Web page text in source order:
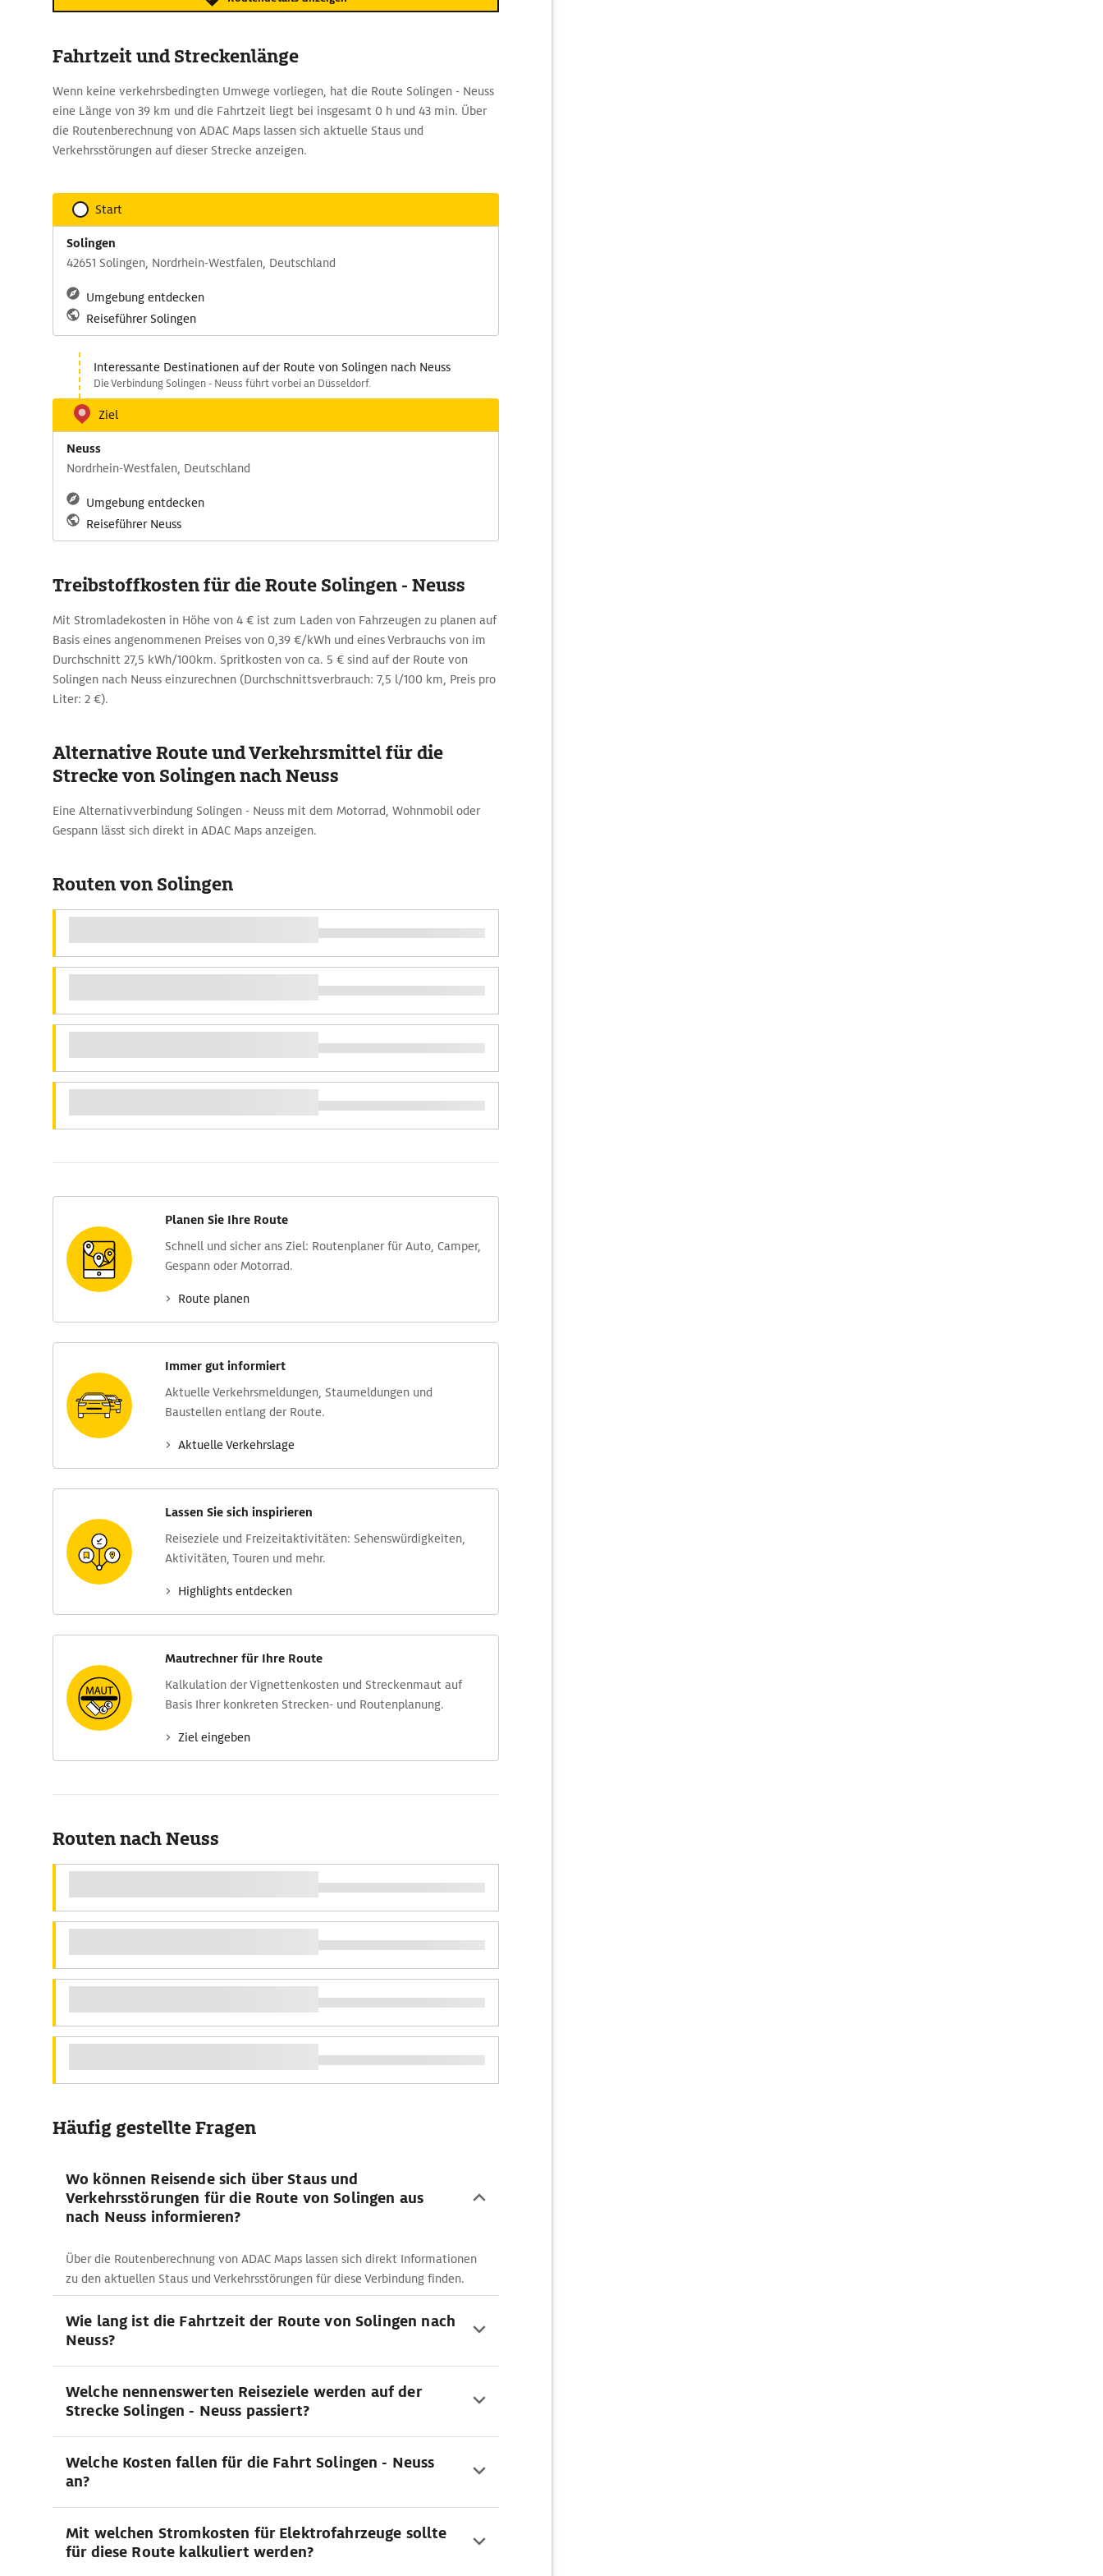
Fahrtzeit und Streckenlänge
Wenn keine verkehrsbedingten Umwege vorliegen, hat die Route Solingen - Neuss
eine Länge von 39 km und die Fahrtzeit liegt bei insgesamt 0 h und 43 min. Über
die Routenberechnung von ADAC Maps lassen sich aktuelle Staus und
Verkehrsstörungen auf dieser Strecke anzeigen.
Start
Solingen
42651 Solingen, Nordrhein-Westfalen, Deutschland
Umgebung entdecken
Reiseführer Solingen
Interessante Destinationen auf der Route von Solingen nach Neuss
Die Verbindung Solingen - Neuss führt vorbei an Düsseldorf.
Ziel
Neuss
Nordrhein-Westfalen, Deutschland
Umgebung entdecken
Reiseführer Neuss
Treibstoffkosten für die Route Solingen - Neuss
Mit Stromladekosten in Höhe von 4 € ist zum Laden von Fahrzeugen zu planen auf
Basis eines angenommenen Preises von 0,39 €/kWh und eines Verbrauchs von im
Durchschnitt 27,5 kWh/100km. Spritkosten von ca. 5 € sind auf der Route von
Solingen nach Neuss einzurechnen (Durchschnittsverbrauch: 7,5 l/100 km, Preis pro
Liter: 2 €).
Alternative Route und Verkehrsmittel für die
Strecke von Solingen nach Neuss
Eine Alternativverbindung Solingen - Neuss mit dem Motorrad, Wohnmobil oder
Gespann lässt sich direkt in ADAC Maps anzeigen.
Routen von Solingen
Planen Sie Ihre Route
Schnell und sicher ans Ziel: Routen­planer für Auto, Camper,
Gespann oder Motorrad.
Route planen
Immer gut informiert
Aktuelle Verkehrs­meldungen, Stau­meldungen und
Baustellen entlang der Route.
Aktuelle Verkehrs­lage
Lassen Sie sich inspirieren
Reise­ziele und Freizeit­aktivitäten: Sehens­würdig­keiten,
Aktivitäten, Touren und mehr.
Highlights entdecken
Mautrechner für Ihre Route
Kalkulation der Vignettenkosten und Streckenmaut auf
Basis Ihrer konkreten Strecken- und Routenplanung.
Ziel eingeben
Routen nach Neuss
Häufig gestellte Fragen
Wo können Reisende sich über Staus und
Verkehrsstörungen für die Route von Solingen aus
nach Neuss informieren?
Über die Routenberechnung von ADAC Maps lassen sich direkt Informationen
zu den aktuellen Staus und Verkehrsstörungen für diese Verbindung finden.
Wie lang ist die Fahrtzeit der Route von Solingen nach
Neuss?
Welche nennenswerten Reiseziele werden auf der
Strecke Solingen - Neuss passiert?
Welche Kosten fallen für die Fahrt Solingen - Neuss
an?
Mit welchen Stromkosten für Elektrofahrzeuge sollte
für diese Route kalkuliert werden?